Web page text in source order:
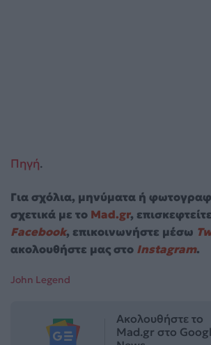
Πηγή.
Για σχόλια, μηνύματα ή
σχετικά με το Mad.gr,
Facebook, επικοινωνήστε μέσω
ακολουθήστε μας στο Instagram.
John Legend
Ακολουθήστε το
Mad.gr στο